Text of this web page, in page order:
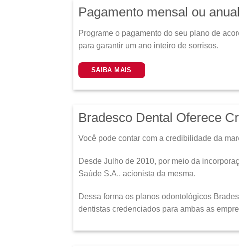
Pagamento mensal ou
Programe o pagamento do seu plano de
para garantir um ano inteiro de sorrisos.
SAIBA MAIS
Bradesco Dental Oferece
Você pode contar com a credibilidade da
Desde Julho de 2010, por meio da
Saúde S.A., acionista da mesma.
Dessa forma os planos odontológicos
dentistas credenciados para ambas as